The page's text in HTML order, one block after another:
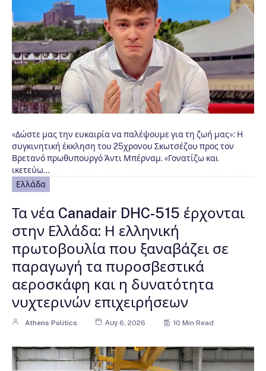
«Δώστε μας την ευκαιρία να παλέψουμε για τη ζωή μας»: Η
συγκινητική έκκληση του 25χρονου Σκωτσέζου προς τον
Βρετανό πρωθυπουργό Άντι Μπέρναμ. «Γονατίζω και
ικετεύω…
Ελλάδα
Τα νέα Canadair DHC-515 έρχονται
στην Ελλάδα: Η ελληνική
πρωτοβουλία που ξαναβάζει σε
παραγωγή τα πυροσβεστικά
αεροσκάφη και η δυνατότητα
νυχτερινών επιχειρήσεων
Athens Politics Αυγ 6, 2026 10 Min Read